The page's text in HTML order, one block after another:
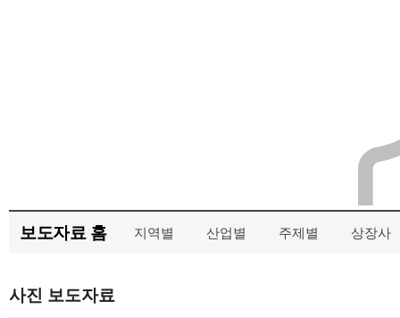
보도자료 홈 지역별 산업별 주제별 상장사
사진 보도자료